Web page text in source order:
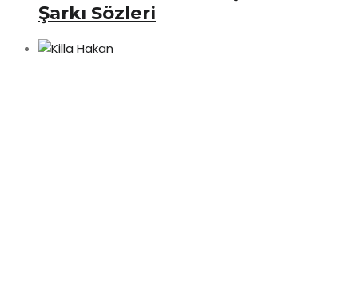
Şarkı Sözleri